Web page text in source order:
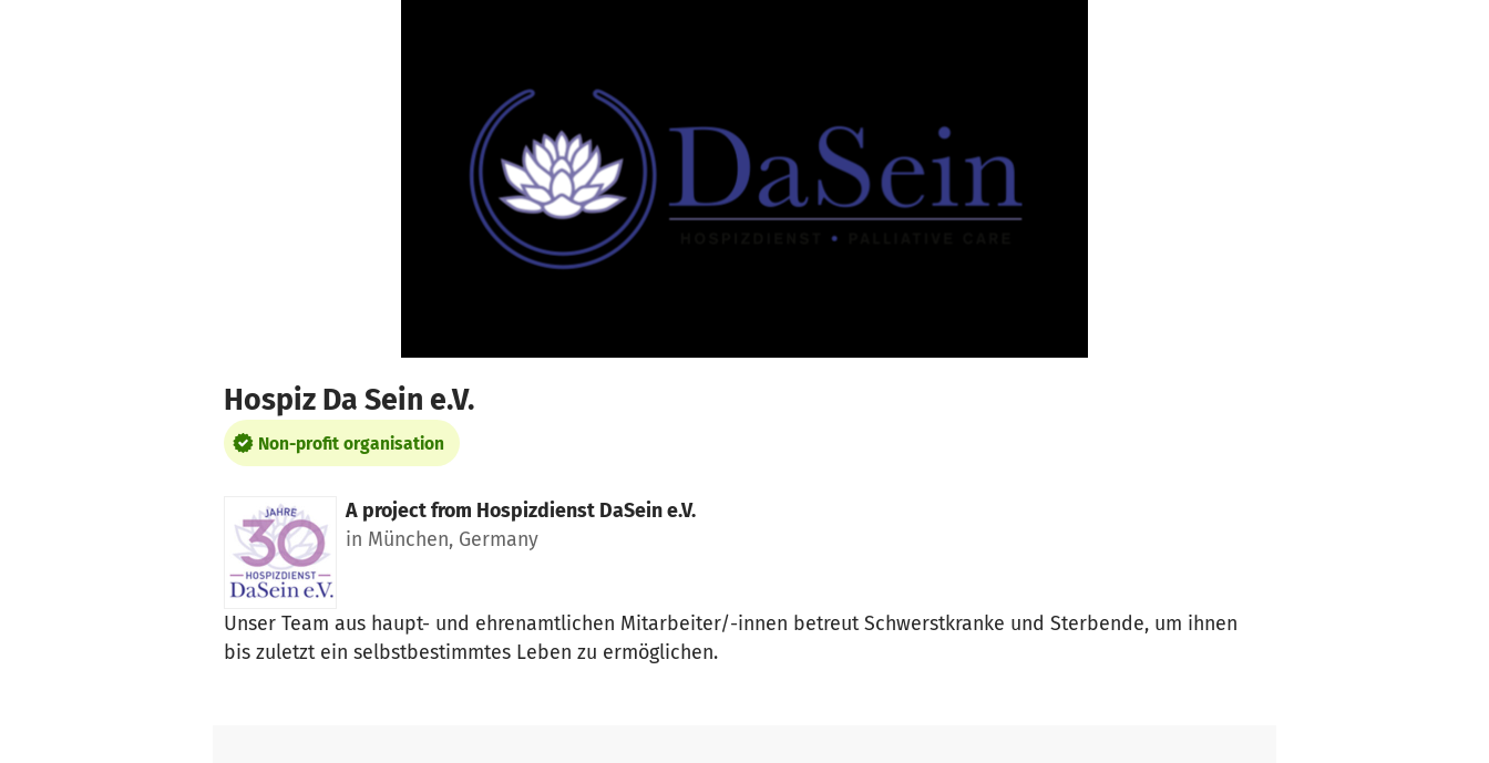
Hospiz Da Sein e.V.
Non-profit organisation
A project from Hospizdienst DaSein e.V.
in München, Germany
Unser Team aus haupt- und ehrenamtlichen Mitarbeiter/-innen betreut Schwerstkranke und Sterbende, um ihnen
bis zuletzt ein selbstbestimmtes Leben zu ermöglichen.